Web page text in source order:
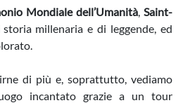
Mondiale dell’Umanità, Saint-
millenaria e di leggende, ed
di più e, soprattutto, vediamo
incantato grazie a un tour